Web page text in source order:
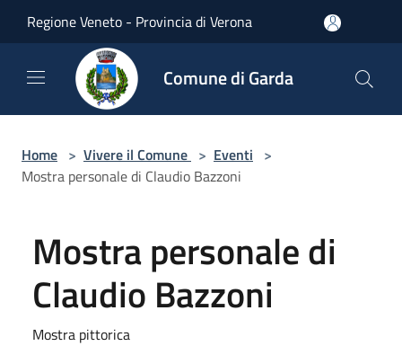
Regione Veneto - Provincia di Verona
Comune di Garda
Home > Vivere il Comune > Eventi >
Mostra personale di Claudio Bazzoni
Mostra personale di
Claudio Bazzoni
Mostra pittorica